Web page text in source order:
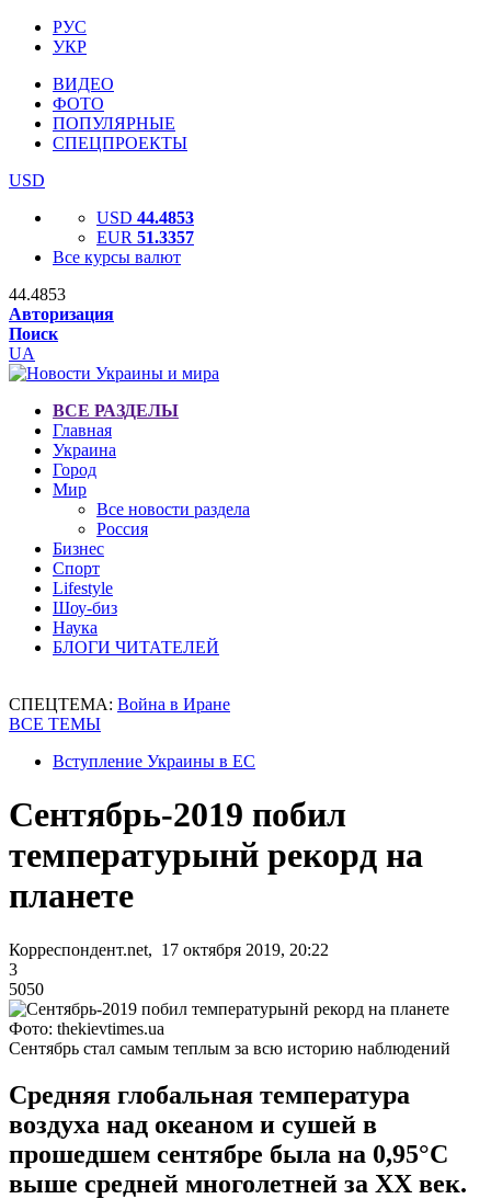
РУС
УКР
ВИДЕО
ФОТО
ПОПУЛЯРНЫЕ
СПЕЦПРОЕКТЫ
USD
USD 44.4853
EUR 51.3357
Все курсы валют
44.4853
Авторизация
Поиск
UA
ВСЕ РАЗДЕЛЫ
Главная
Украина
Город
Мир
Все новости раздела
Россия
Бизнес
Спорт
Lifestyle
Шоу-биз
Наука
БЛОГИ ЧИТАТЕЛЕЙ
СПЕЦТЕМА: Война в Иране
ВСЕ ТЕМЫ
Вступление Украины в ЕС
Сентябрь-2019 побил
температурынй рекорд на
планете
Корреспондент.net, 17 октября 2019, 20:22
3
5050
Фото: thekievtimes.ua
Сентябрь стал самым теплым за всю историю наблюдений
Средняя глобальная температура
воздуха над океаном и сушей в
прошедшем сентябре была на 0,95°С
выше средней многолетней за XX век.